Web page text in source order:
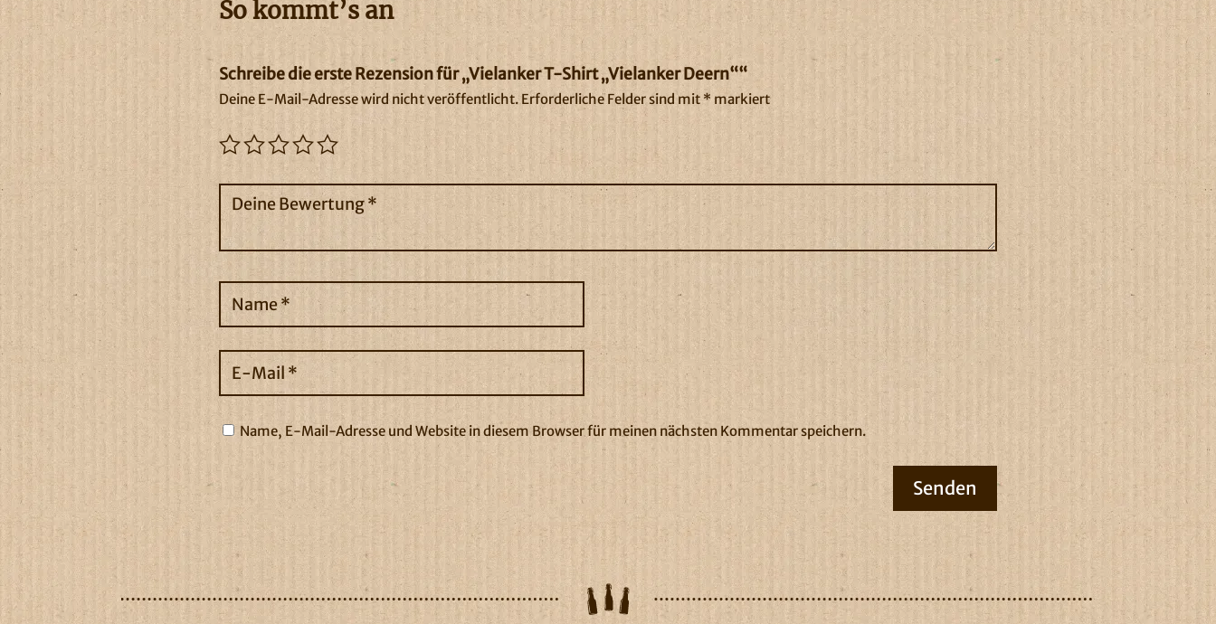
So kommt’s an
Schreibe die erste Rezension für „Vielanker T-Shirt „Vielanker Deern““
Deine E-Mail-Adresse wird nicht veröffentlicht.Erforderliche Felder sind mit * markiert
Name, E-Mail-Adresse und Website in diesem Browser für meinen nächsten Kommentar speichern.
Senden